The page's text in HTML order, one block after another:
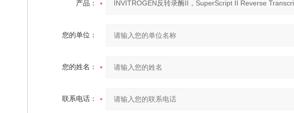
产品：
您的单位：
您的姓名：
联系电话：